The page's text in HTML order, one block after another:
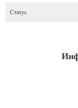
Статус